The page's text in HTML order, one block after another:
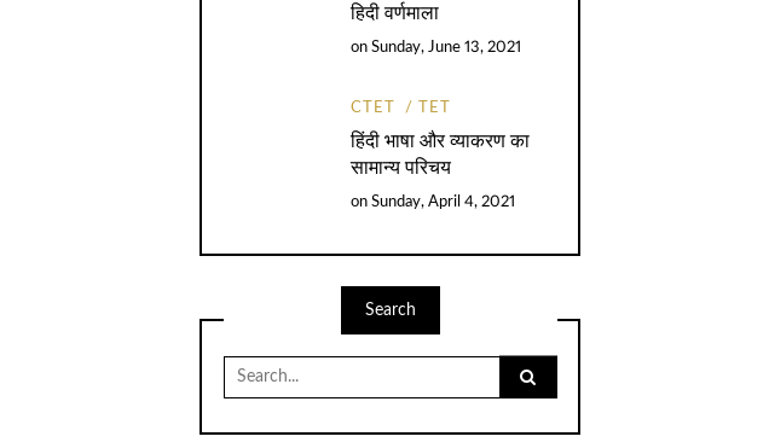
हिदी वर्णमाला
on Sunday, June 13, 2021
CTET TET
हिंदी भाषा और व्याकरण का
सामान्य परिचय
on Sunday, April 4, 2021
Search
Search
for: